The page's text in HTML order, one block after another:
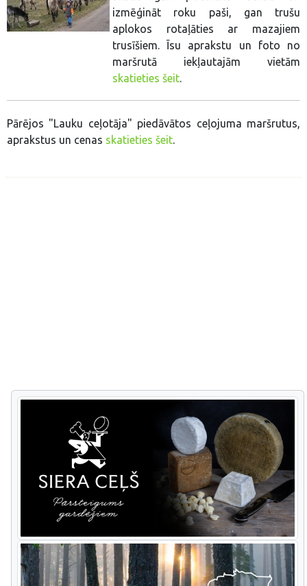
izmēģināt roku paši, gan trušu
aplokos rotaļāties ar mazajiem
trusīšiem. Īsu aprakstu un foto no
maršrutā iekļautajām vietām
skatieties šeit.
Pārējos "Lauku ceļotāja" piedāvātos ceļojuma maršrutus,
aprakstus un cenas skatieties šeit.